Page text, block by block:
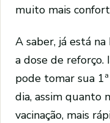
muito mais
A saber, já está
a dose de reforço.
pode tomar sua
dia, assim quanto
vacinação, mais